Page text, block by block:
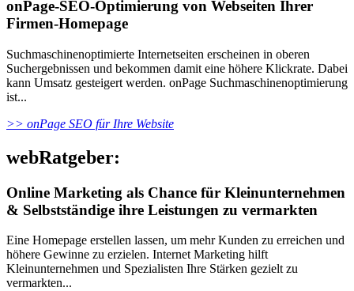
onPage-SEO-Optimierung von Webseiten Ihrer
Firmen-Homepage
Suchmaschinenoptimierte Internetseiten erscheinen in oberen
Suchergebnissen und bekommen damit eine höhere Klickrate. Dabei
kann Umsatz gesteigert werden. onPage Suchmaschinenoptimierung
ist...
>> onPage SEO für Ihre Website
webRatgeber:
Online Marketing als Chance für Kleinunternehmen
& Selbstständige ihre Leistungen zu vermarkten
Eine Homepage erstellen lassen, um mehr Kunden zu erreichen und
höhere Gewinne zu erzielen. Internet Marketing hilft
Kleinunternehmen und Spezialisten Ihre Stärken gezielt zu
vermarkten...